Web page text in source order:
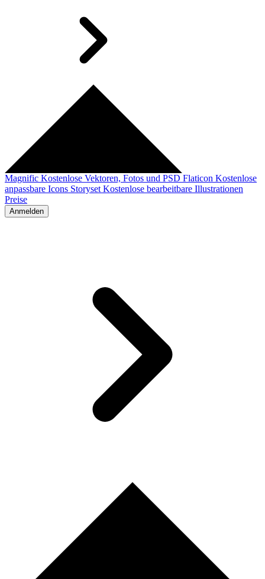
Magnific Kostenlose Vektoren, Fotos und PSD Flaticon Kostenlose
anpassbare Icons Storyset Kostenlose bearbeitbare Illustrationen
Preise
Anmelden